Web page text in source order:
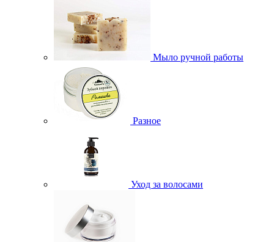
Мыло ручной работы
Разное
Уход за волосами